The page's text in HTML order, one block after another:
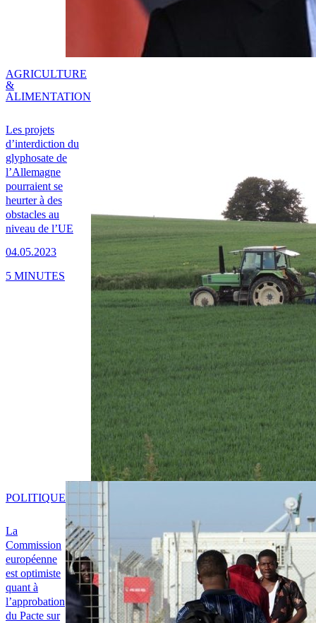
Les projets
d’interdiction du
glyphosate de
l’Allemagne
pourraient se
heurter à des
obstacles au
niveau de l’UE
04.05.2023
AGRICULTURE
&
ALIMENTATION
5 MINUTES
La
Commission
européenne
est optimiste
quant à
l’approbation
du Pacte sur
POLITIQUE